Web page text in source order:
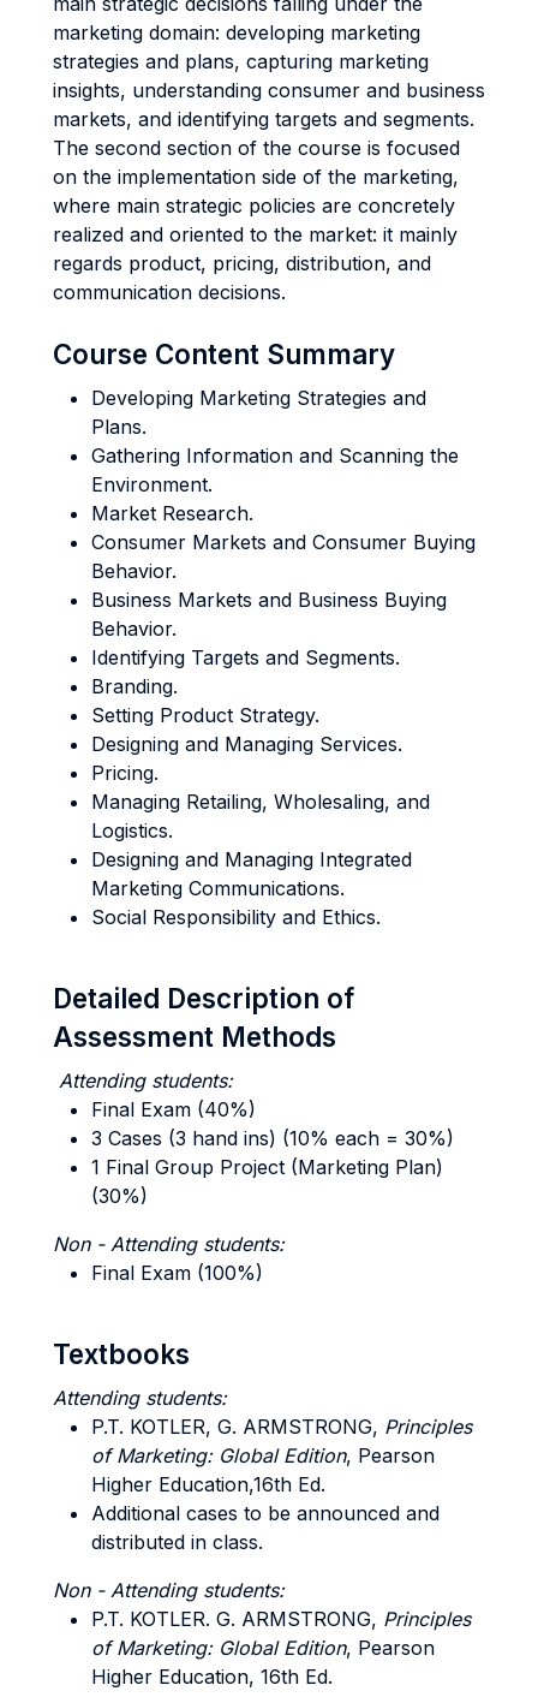
marketing domain: developing marketing
strategies and plans, capturing marketing
insights, understanding consumer and business
markets, and identifying targets and segments.
The second section of the course is focused
on the implementation side of the marketing,
where main strategic policies are concretely
realized and oriented to the market: it mainly
regards product, pricing, distribution, and
communication decisions.
Course Content Summary
Developing Marketing Strategies and
Plans.
Gathering Information and Scanning the
Environment.
Market Research.
Consumer Markets and Consumer Buying
Behavior.
Business Markets and Business Buying
Behavior.
Identifying Targets and Segments.
Branding.
Setting Product Strategy.
Designing and Managing Services.
Pricing.
Managing Retailing, Wholesaling, and
Logistics.
Designing and Managing Integrated
Marketing Communications.
Social Responsibility and Ethics.
Detailed Description of
Assessment Methods
Attending students:
Final Exam (40%)
3 Cases (3 hand ins) (10% each = 30%)
1 Final Group Project (Marketing Plan)
(30%)
Non - Attending students:
Final Exam (100%)
Textbooks
Attending students:
P.T. KOTLER, G. ARMSTRONG, Principles
of Marketing: Global Edition, Pearson
Higher Education,16th Ed.
Additional cases to be announced and
distributed in class.
Non - Attending students:
P.T. KOTLER. G. ARMSTRONG, Principles
of Marketing: Global Edition, Pearson
Higher Education, 16th Ed.